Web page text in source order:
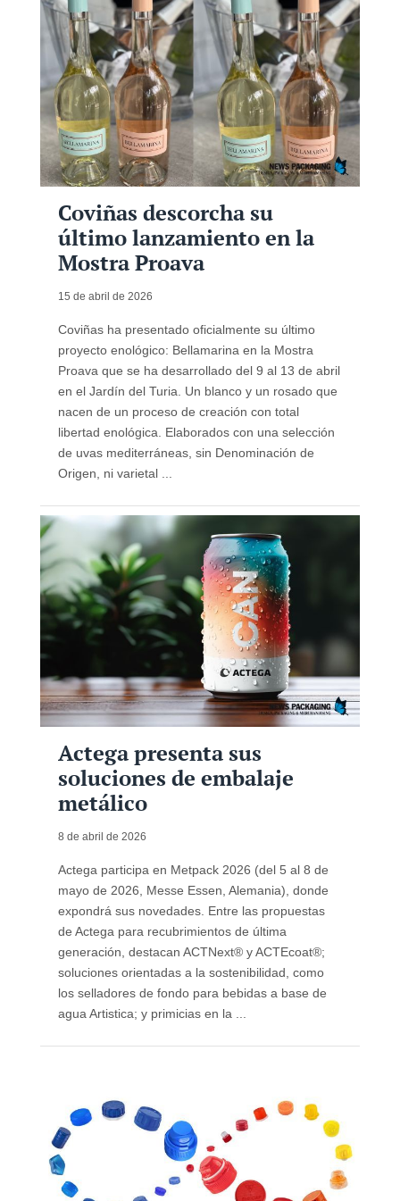
Coviñas descorcha su
último lanzamiento en la
Mostra Proava
15 de abril de 2026
Coviñas ha presentado oficialmente su último
proyecto enológico: Bellamarina en la Mostra
Proava que se ha desarrollado del 9 al 13 de abril
en el Jardín del Turia. Un blanco y un rosado que
nacen de un proceso de creación con total
libertad enológica. Elaborados con una selección
de uvas mediterráneas, sin Denominación de
Origen, ni varietal ...
Actega presenta sus
soluciones de embalaje
metálico
8 de abril de 2026
Actega participa en Metpack 2026 (del 5 al 8 de
mayo de 2026, Messe Essen, Alemania), donde
expondrá sus novedades. Entre las propuestas
de Actega para recubrimientos de última
generación, destacan ACTNext® y ACTEcoat®;
soluciones orientadas a la sostenibilidad, como
los selladores de fondo para bebidas a base de
agua Artistica; y primicias en la ...